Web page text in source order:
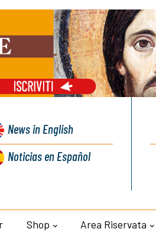
Newsin English
Noticiasen Español
Shop Area Riservata